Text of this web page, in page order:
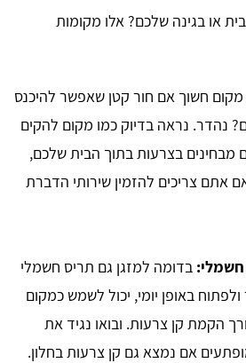
או בגינה שלכם? אלו מקומות
מקום חשוך אם חור קטן שאפשר להיכנס
נהדר. נראה בדיוק כמו מקום להקים
מבחינים בצרעות בתוך הבית שלכם,
אתם צריכים להזמין שירותי הדברת
חשמלי: בדומה למזגן גם תריס חשמלי
באופן יומי, יכול לשמש כמקום
הקמת קן צרעות. ובואו נגיד את
אם נמצא גם קן צרעות בחלון.